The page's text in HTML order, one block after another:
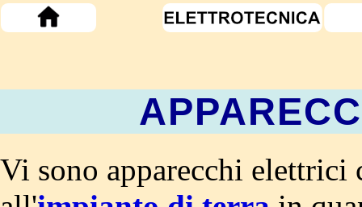
Vi sono apparecchi elettrici